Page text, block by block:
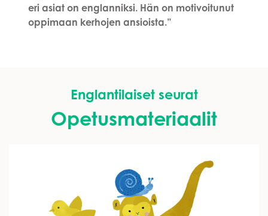
eri asiat on englanniksi. Hän on motivoitunut
oppimaan kerhojen ansioista.”
Englantilaiset seurat
Opetusmateriaalit